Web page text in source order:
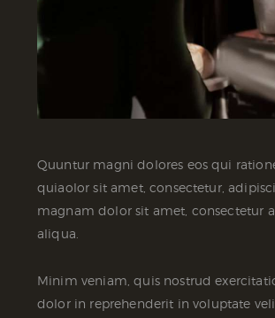
Quuntur magni dolores eos qui
quiaolor sit amet, consectetur,
magnam dolor sit amet, consectetur
aliqua.
Minim veniam, quis nostrud
dolor in reprehenderit in voluptate